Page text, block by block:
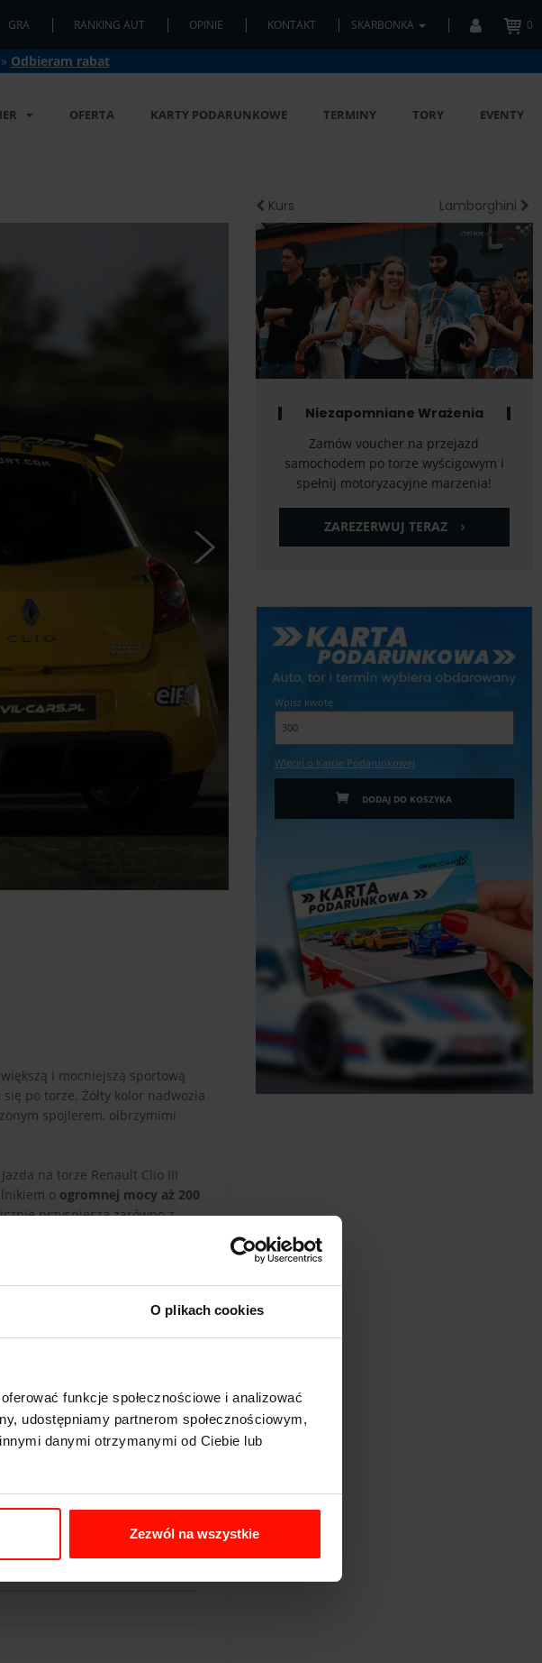
O plikach cookies
funkcje społecznościowe i analizować
udostępniamy partnerom społecznościowym,
danymi otrzymanymi od Ciebie lub
Zezwól na wszystkie
GRA RANKING AUT OPINIE KONTAKT SKARBONKA 0
Odbieram rabat
OFERTA KARTY PODARUNKOWE TERMINY TORY EVENTY
i mocniejszą sportową
po torze. Żółty kolor nadwozia
spojlerem, olbrzymimi
na torze Renault Clio III
o ogromnej mocy aż 200
przyspiesza zarówno z
trzymanie w każdym
jak szybkie i wściekłe jest
charakterze Clio.
i bardzo mocnych aut.
Kurs Lamborghini
Niezapomniane Wrażenia
Zamów voucher na przejazd
samochodem po torze wyścigowym i
spełnij motoryzacyjne marzenia!
ZAREZERWUJ TERAZ
Wpisz kwotę
Więcej o Karcie Podarunkowej
DODAJ DO KOSZYKA